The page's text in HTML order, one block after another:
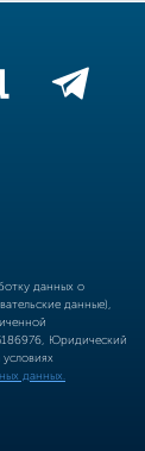
данных о
данные),
Юридический
данных.